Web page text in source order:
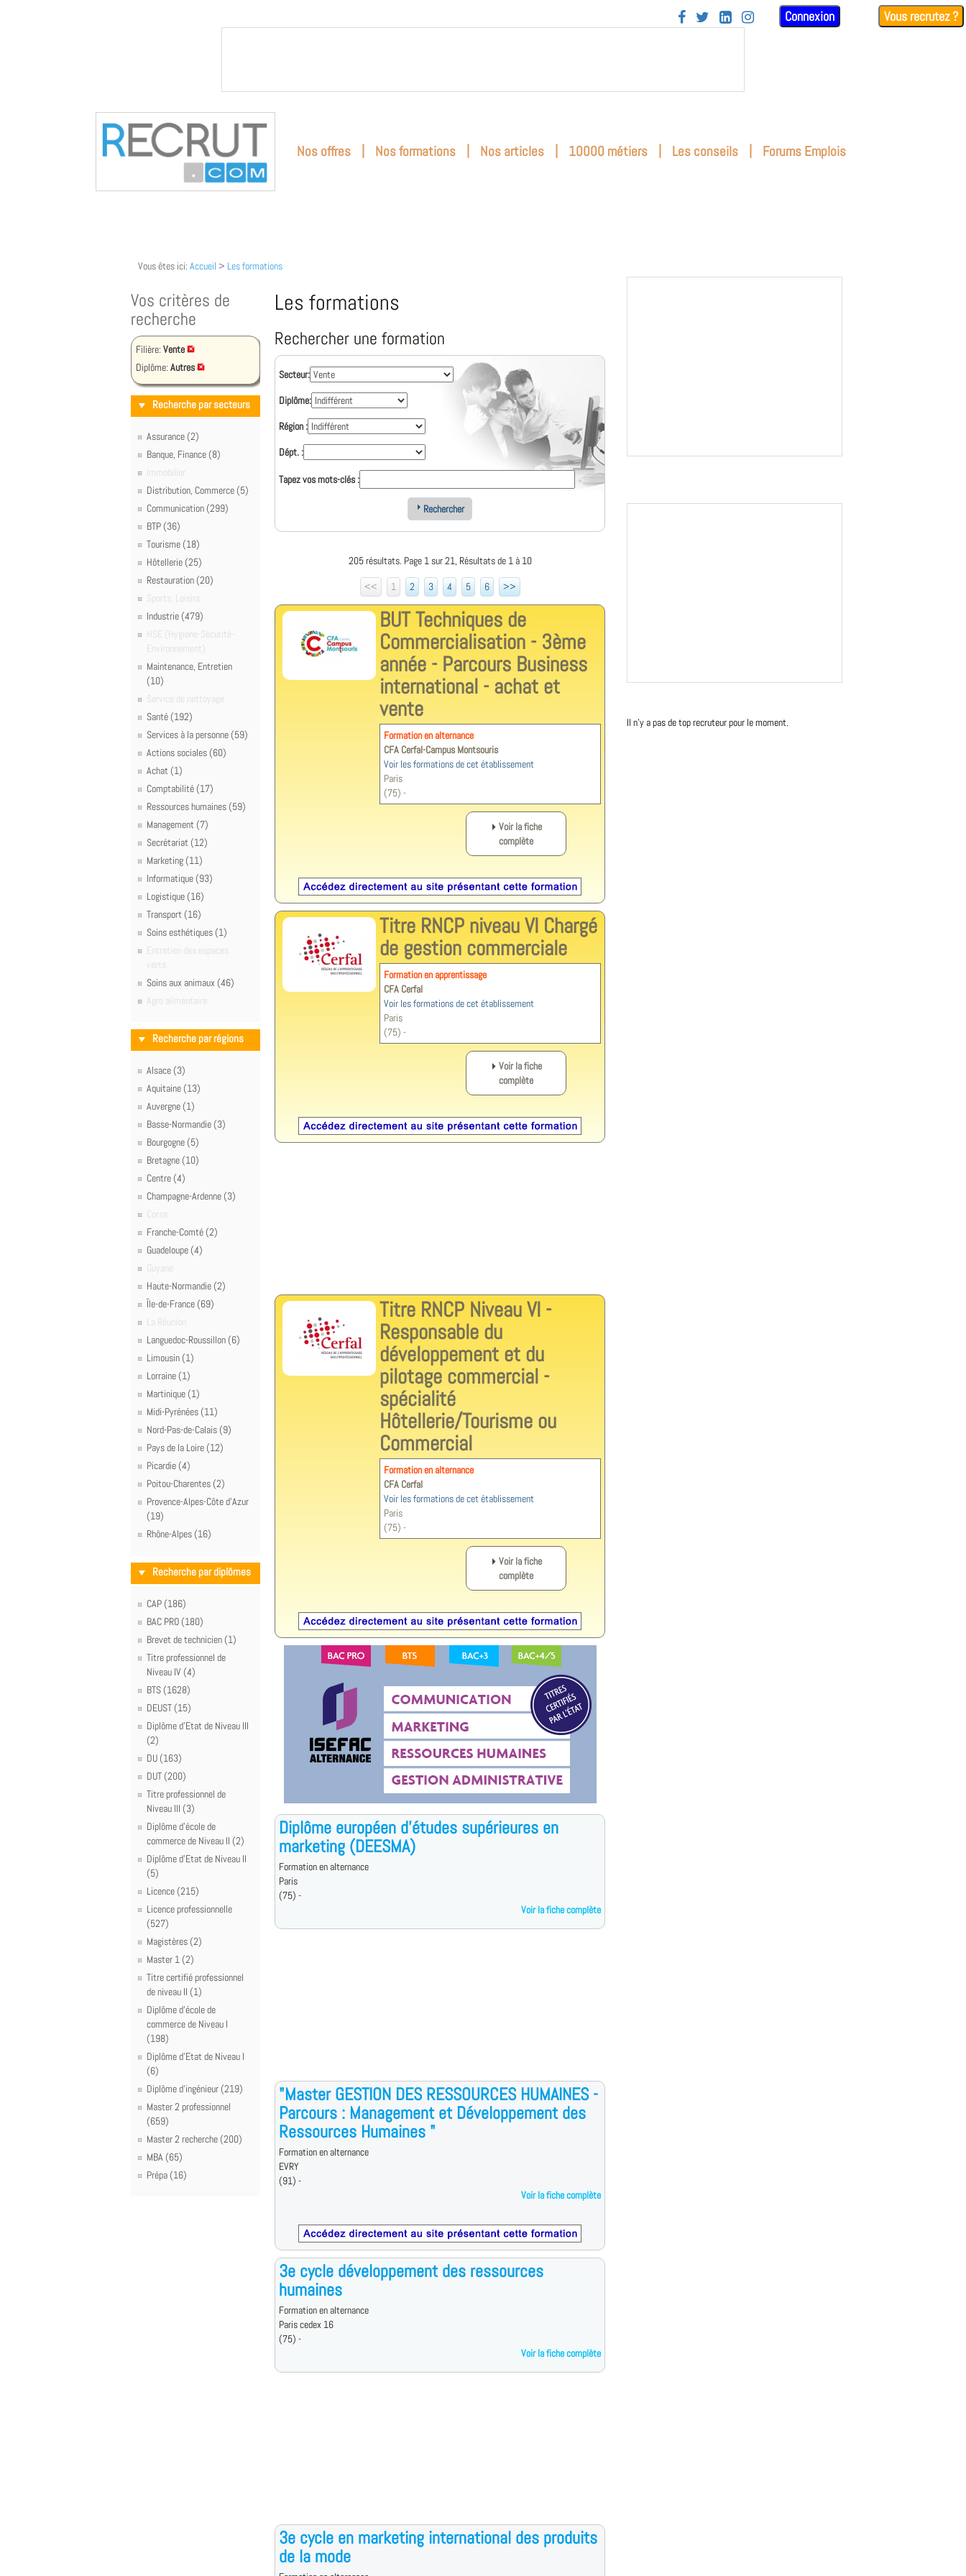
    Connexion Vous recrutez ?
Nos offres | Nos formations | Nos articles | 10000 métiers | Les conseils | Forums Emplois
Vous êtes ici: Accueil > Les formations
Vos critères de
recherche
Filière: Vente
Diplôme: Autres
Recherche par secteurs
Assurance (2)
Banque, Finance (8)
Immobilier
Distribution, Commerce (5)
Communication (299)
BTP (36)
Tourisme (18)
Hôtellerie (25)
Restauration (20)
Sports, Loisirs
Industrie (479)
HSE (Hygiène-Sécurité-
Environnement)
Maintenance, Entretien
(10)
Service de nettoyage
Santé (192)
Services à la personne (59)
Actions sociales (60)
Achat (1)
Comptabilité (17)
Ressources humaines (59)
Management (7)
Secrétariat (12)
Marketing (11)
Informatique (93)
Logistique (16)
Transport (16)
Soins esthétiques (1)
Entretien des espaces
verts
Soins aux animaux (46)
Agro alimentaire
Recherche par régions
Alsace (3)
Aquitaine (13)
Auvergne (1)
Basse-Normandie (3)
Bourgogne (5)
Bretagne (10)
Centre (4)
Champagne-Ardenne (3)
Corse
Franche-Comté (2)
Guadeloupe (4)
Guyane
Haute-Normandie (2)
Île-de-France (69)
La Réunion
Languedoc-Roussillon (6)
Limousin (1)
Lorraine (1)
Martinique (1)
Midi-Pyrénées (11)
Nord-Pas-de-Calais (9)
Pays de la Loire (12)
Picardie (4)
Poitou-Charentes (2)
Provence-Alpes-Côte d'Azur
(19)
Rhône-Alpes (16)
Recherche par diplômes
CAP (186)
BAC PRO (180)
Brevet de technicien (1)
Titre professionnel de
Niveau IV (4)
BTS (1628)
DEUST (15)
Diplôme d'Etat de Niveau III
(2)
DU (163)
DUT (200)
Titre professionnel de
Niveau III (3)
Diplôme d'école de
commerce de Niveau II (2)
Diplôme d'Etat de Niveau II
(5)
Licence (215)
Licence professionnelle
(527)
Magistères (2)
Master 1 (2)
Titre certifié professionnel
de niveau II (1)
Diplôme d'école de
commerce de Niveau I
(198)
Diplôme d'Etat de Niveau I
(6)
Diplôme d'ingénieur (219)
Master 2 professionnel
(659)
Master 2 recherche (200)
MBA (65)
Prépa (16)
Les formations
Rechercher une formation
Secteur:
Diplôme:
Région :
Dépt. :
Tapez vos mots-clés :
Rechercher
205 résultats. Page 1 sur 21, Résultats de 1 à 10
<<
1 2 3 4 5 6 >>
BUT Techniques de
Commercialisation - 3ème
année - Parcours Business
international - achat et
vente
Formation en alternance
CFA Cerfal-Campus Montsouris
Voir les formations de cet établissement
Paris
(75) -
Voir la fiche
complète
Titre RNCP niveau VI Chargé
de gestion commerciale
Formation en apprentissage
CFA Cerfal
Voir les formations de cet établissement
Paris
(75) -
Voir la fiche
complète
Titre RNCP Niveau VI -
Responsable du
développement et du
pilotage commercial -
spécialité
Hôtellerie/Tourisme ou
Commercial
Formation en alternance
CFA Cerfal
Voir les formations de cet établissement
Paris
(75) -
Voir la fiche
complète
Diplôme européen d'études supérieures en
marketing (DEESMA)
Formation en alternance
Paris
(75) -
Voir la fiche complète
"Master GESTION DES RESSOURCES HUMAINES -
Parcours : Management et Développement des
Ressources Humaines "
Formation en alternance
EVRY
(91) -
Voir la fiche complète
3e cycle développement des ressources
humaines
Formation en alternance
Paris cedex 16
(75) -
Voir la fiche complète
3e cycle en marketing international des produits
de la mode
Il n'y a pas de top recruteur pour le moment.